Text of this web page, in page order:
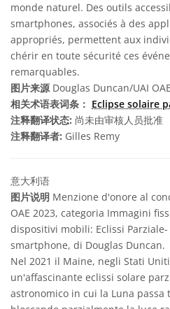
monde naturel. Des outils
smartphones, associés à des
appropriés, permettent aux
chérir en toute sécurité ces
remarquables.
图片来源Douglas Duncan/UAI
相关术语表词条： Eclipse solaire
注释翻译状态: 尚未由审核人员批准
注释翻译者: Gilles Remy
意大利语
图片说明 Menzione d'onore al
OAE 2023, categoria Immagini
dispositivi mobili: Eclissi
smartphone, di Douglas Duncan.
Nel 2021 il Maine, negli Stati
un'affascinante eclissi solare
astronomico in cui la Luna passa